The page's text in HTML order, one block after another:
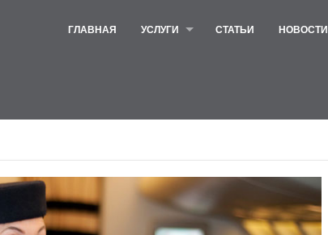
ГЛАВНАЯ УСЛУГИ СТАТЬИ НОВОСТИ